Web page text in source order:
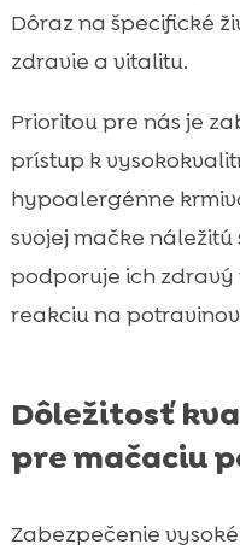
Dôraz na špecifické
zdravie a vitalitu.
Prioritou pre nás je
prístup k
hypoalergénne
svojej mačke
podporuje ich
reakciu na
Dôležitosť
pre mačaciu
Zabezpečenie